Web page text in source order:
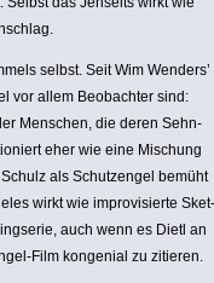
selbst. Seit Wim Wenders’
vor allem Beob­achter sind:
Menschen, die deren Sehn­
eher wie eine Mischung
als Schutz­engel bemüht
wirkt wie impro­vi­sierte Sket­
auch wenn es Dietl an
Film kongenial zu zitieren.